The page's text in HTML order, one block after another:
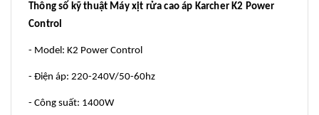
Thông số kỹ thuật Máy xịt rửa cao áp Karcher K2 Power
Control
- Model: K2 Power Control
- Điện áp: 220-240V/50-60hz
- Công suất: 1400W